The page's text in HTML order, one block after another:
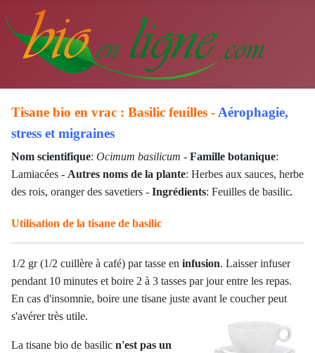
Tisane bio en vrac : Basilic feuilles - Aérophagie,
stress et migraines
Nom scientifique: Ocimum basilicum - Famille botanique:
Lamiacées - Autres noms de la plante: Herbes aux sauces, herbe
des rois, oranger des savetiers - Ingrédients: Feuilles de basilic.
Utilisation de la tisane de basilic
1/2 gr (1/2 cuillère à café) par tasse en infusion. Laisser infuser
pendant 10 minutes et boire 2 à 3 tasses par jour entre les repas.
En cas d'insomnie, boire une tisane juste avant le coucher peut
s'avérer très utile.
La tisane bio de basilic n'est pas un